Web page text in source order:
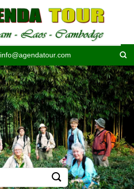
info@agendatour.com